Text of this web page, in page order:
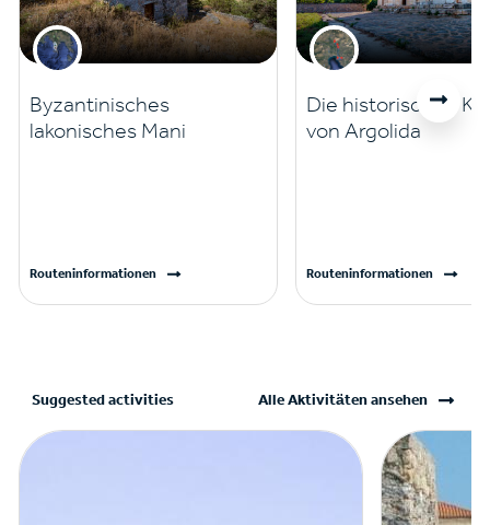
Byzantinisches
lakonisches Mani
Routeninformationen
Die historischen
von Argolida
Routeninformationen
Suggested activities Alle Aktivitäten ansehen